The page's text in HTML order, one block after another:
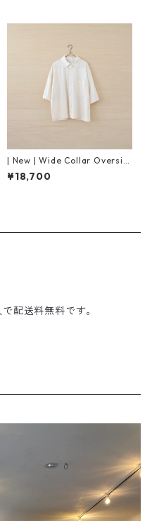
| New | Wide Collar Oversiz
ed Shirt S/S | Natural
¥18,700
配送料無料です。